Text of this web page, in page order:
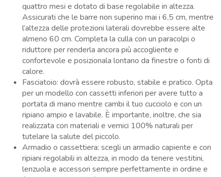
quattro mesi e dotato di base regolabile in altezza.
Assicurati che le barre non superino mai i 6,5 cm, mentre
l’altezza delle protezioni laterali dovrebbe essere alte
almeno 60 cm. Completa la culla con un paracolpi o
riduttore per renderla ancora più accogliente e
confortevole e posizionala lontano da finestre o fonti di
calore.
Fasciatoio: dovrà essere robusto, stabile e pratico. Opta
per un modello con cassetti inferiori per avere tutto a
portata di mano mentre cambi il tuo cucciolo e con un
ripiano ampio e lavabile. È importante, inoltre, che sia
realizzata con materiali e vernici 100% naturali per
tutelare la salute del piccolo.
Armadio o cassettiera: scegli un armadio capiente e con
ripiani regolabili in altezza, in modo da tenere vestitini,
lenzuola e accessori sempre perfettamente in ordine e